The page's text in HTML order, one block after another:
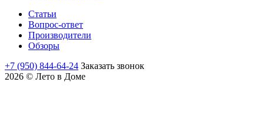
Статьи
Вопрос-ответ
Производители
Обзоры
+7 (950) 844-64-24 Заказать звонок
2026 © Лето в Доме